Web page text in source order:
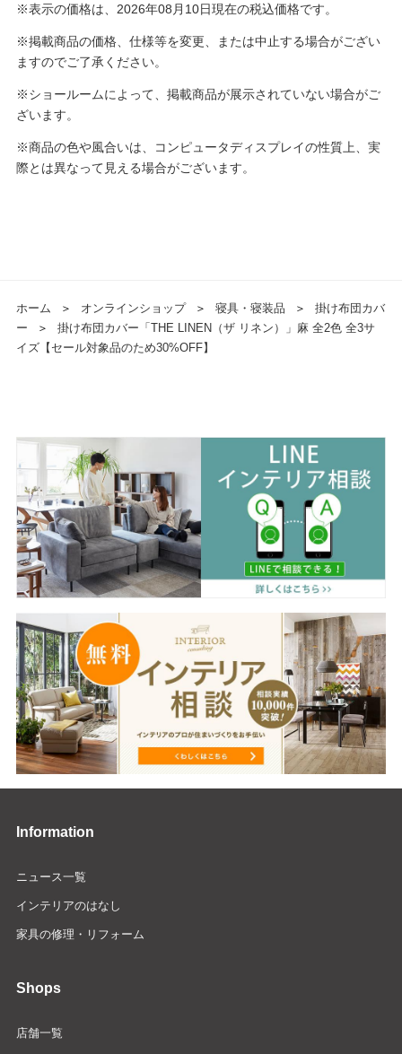
※表示の価格は、2026年08月10日現在の税込価格です。
※掲載商品の価格、仕様等を変更、または中止する場合がござい
ますのでご了承ください。
※ショールームによって、掲載商品が展示されていない場合がご
ざいます。
※商品の色や風合いは、コンピュータディスプレイの性質上、実
際とは異なって見える場合がございます。
ホーム ＞ オンラインショップ ＞ 寝具・寝装品 ＞
掛け布団カバ
ー
＞
掛け布団カバー「THE LINEN（ザ リネン）」麻 全2色 全3サ
イズ【セール対象品のため30%OFF】
Information
ニュース一覧
インテリアのはなし
家具の修理・リフォーム
Shops
店舗一覧